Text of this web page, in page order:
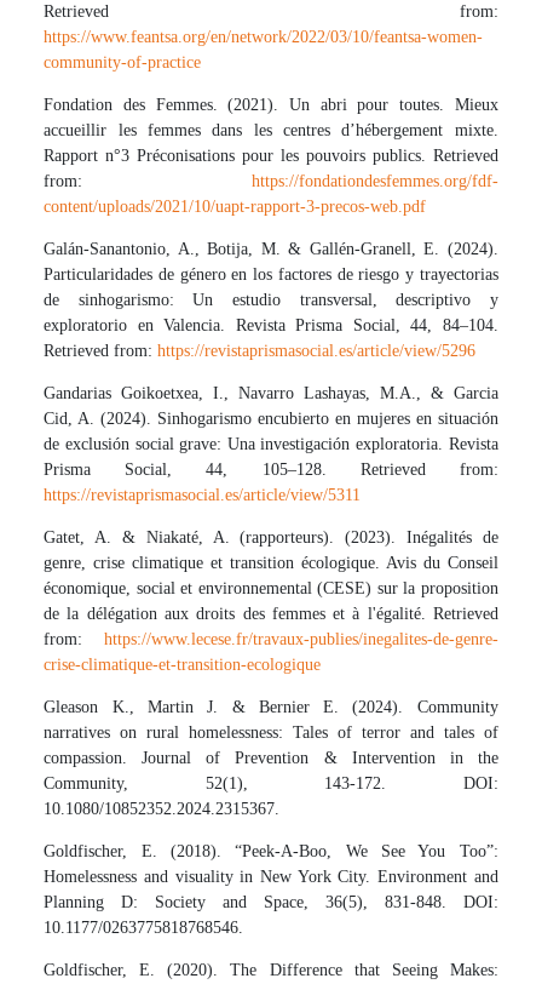
Retrieved from:
https://www.feantsa.org/en/network/2022/03/10/feantsa-women-
community-of-practice
Fondation des Femmes. (2021). Un abri pour toutes. Mieux
accueillir les femmes dans les centres d’hébergement mixte.
Rapport n°3 Préconisations pour les pouvoirs publics. Retrieved
from: https://fondationdesfemmes.org/fdf-
content/uploads/2021/10/uapt-rapport-3-precos-web.pdf
Galán-Sanantonio, A., Botija, M. & Gallén-Granell, E. (2024).
Particularidades de género en los factores de riesgo y trayectorias
de sinhogarismo: Un estudio transversal, descriptivo y
exploratorio en Valencia. Revista Prisma Social, 44, 84–104.
Retrieved from:https://revistaprismasocial.es/article/view/5296
Gandarias Goikoetxea, I., Navarro Lashayas, M.A., & Garcia
Cid, A. (2024). Sinhogarismo encubierto en mujeres en situación
de exclusión social grave: Una investigación exploratoria. Revista
Prisma Social, 44, 105–128. Retrieved from:
https://revistaprismasocial.es/article/view/5311
Gatet, A. & Niakaté, A. (rapporteurs). (2023). Inégalités de
genre, crise climatique et transition écologique. Avis du Conseil
économique, social et environnemental (CESE) sur la proposition
de la délégation aux droits des femmes et à l'égalité. Retrieved
from: https://www.lecese.fr/travaux-publies/inegalites-de-genre-
crise-climatique-et-transition-ecologique
Gleason K., Martin J. & Bernier E. (2024). Community
narratives on rural homelessness: Tales of terror and tales of
compassion. Journal of Prevention & Intervention in the
Community, 52(1), 143-172. DOI:
10.1080/10852352.2024.2315367.
Goldfischer, E. (2018). “Peek-A-Boo, We See You Too”:
Homelessness and visuality in New York City. Environment and
Planning D: Society and Space, 36(5), 831-848. DOI:
10.1177/0263775818768546.
Goldfischer, E. (2020). The Difference that Seeing Makes: